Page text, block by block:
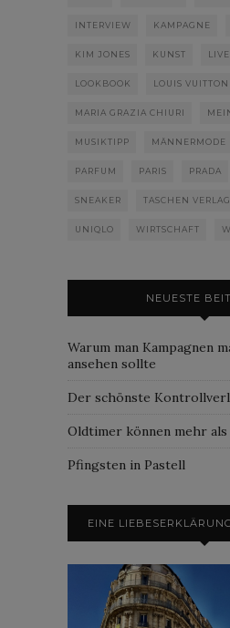
INTERVIEW KAMPAGNE
KIM JONES KUNST
LOOKBOOK LOUIS VUITTON
MARIA GRAZIA CHIURI
MUSIKTIPP MÄNNERMODE
PARFUM PARIS PRADA
SNEAKER TASCHEN VERLAG
UNIQLO WIRTSCHAFT
NEUESTE
Warum man Kampagnen
ansehen sollte
Der schönste
Oldtimer können mehr als
Pfingsten in Pastell
EINE